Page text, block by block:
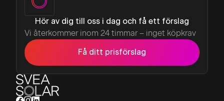
Hör av dig till oss i dag och få ett förslag
Vi återkommer inom 24 timmar – inget köpkrav
Få ditt prisförslag